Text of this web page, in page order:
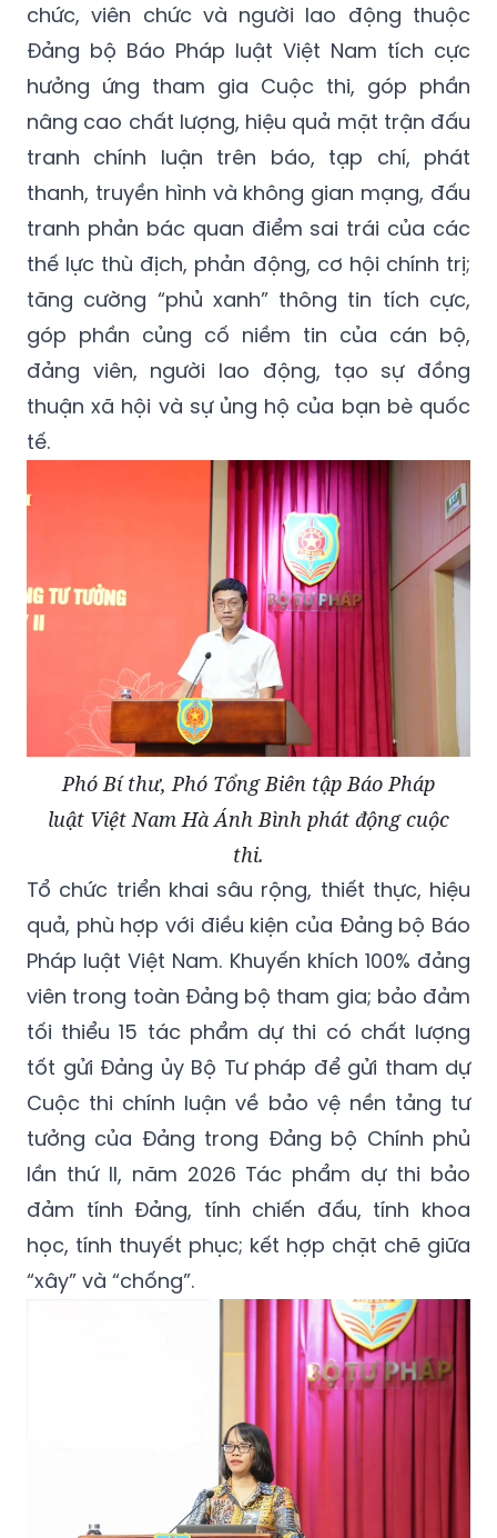
chức, viên chức và người lao động thuộc
Đảng bộ Báo Pháp luật Việt Nam tích cực
hưởng ứng tham gia Cuộc thi, góp phần
nâng cao chất lượng, hiệu quả mặt trận đấu
tranh chính luận trên báo, tạp chí, phát
thanh, truyền hình và không gian mạng, đấu
tranh phản bác quan điểm sai trái của các
thế lực thù địch, phản động, cơ hội chính trị;
tăng cường “phủ xanh” thông tin tích cực,
góp phần củng cố niềm tin của cán bộ,
đảng viên, người lao động, tạo sự đồng
thuận xã hội và sự ủng hộ của bạn bè quốc
tế.
Phó Bí thư, Phó Tổng Biên tập Báo Pháp
luật Việt Nam Hà Ánh Bình phát động cuộc
thi.
Tổ chức triển khai sâu rộng, thiết thực, hiệu
quả, phù hợp với điều kiện của Đảng bộ Báo
Pháp luật Việt Nam. Khuyến khích 100% đảng
viên trong toàn Đảng bộ tham gia; bảo đảm
tối thiểu 15 tác phẩm dự thi có chất lượng
tốt gửi Đảng ủy Bộ Tư pháp để gửi tham dự
Cuộc thi chính luận về bảo vệ nền tảng tư
tưởng của Đảng trong Đảng bộ Chính phủ
lần thứ II, năm 2026 Tác phẩm dự thi bảo
đảm tính Đảng, tính chiến đấu, tính khoa
học, tính thuyết phục; kết hợp chặt chẽ giữa
“xây” và “chống”.